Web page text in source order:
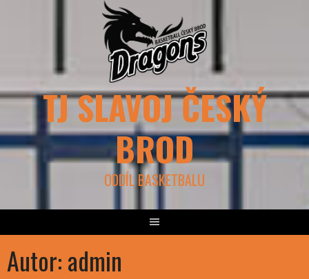
TJ SLAVOJ ČESKÝ
BROD
ODDÍL BASKETBALU
Autor:admin